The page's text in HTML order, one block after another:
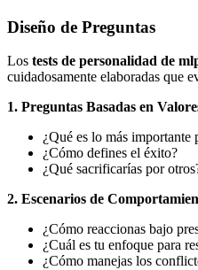
Diseño de Preguntas
Los tests de personalidad de
cuidadosamente elaboradas que
1. Preguntas Basadas en
¿Qué es lo más importante
¿Cómo defines el éxito?
¿Qué sacrificarías por
2. Escenarios de
¿Cómo reaccionas bajo
¿Cuál es tu enfoque para
¿Cómo manejas los